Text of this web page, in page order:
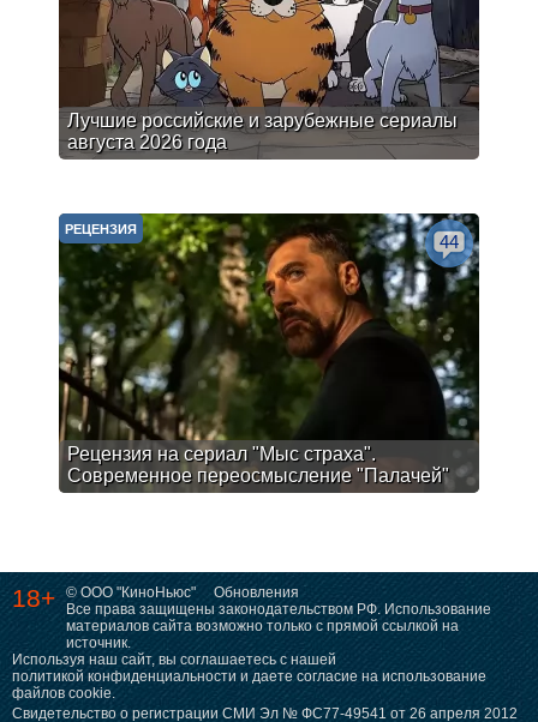
Лучшие российские и зарубежные сериалы
августа 2026 года
Рецензия на сериал "Мыс страха".
Современное переосмысление "Палачей"
РЕЦЕНЗИЯ
44
18+ © ООО "КиноНьюс"
Обновления
Все права защищены законодательством РФ. Использование
материалов сайта возможно только с прямой ссылкой на
источник.
Используя наш сайт, вы соглашаетесь с нашей
политикой конфиденциальности и даете согласие на использование
файлов cookie.
Свидетельство о регистрации СМИ Эл № ФС77-49541 от 26 апреля 2012